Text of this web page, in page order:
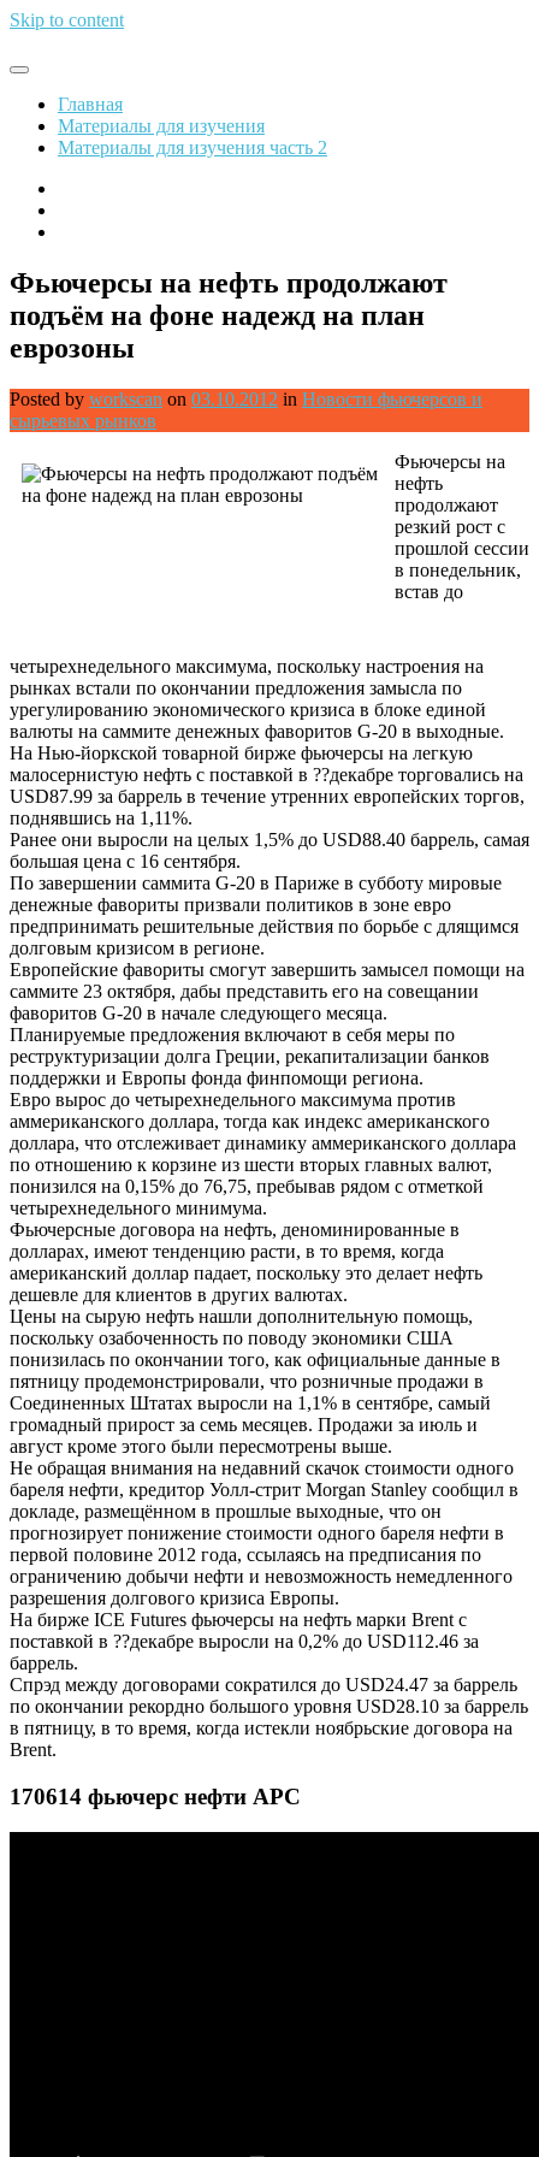
Skip to content
Обрети финансовую свободу
Главная
Материалы для изучения
Материалы для изучения часть 2
Фьючерсы на нефть продолжают
подъём на фоне надежд на план
еврозоны
Posted by workscan on 03.10.2012 in Новости фьючерсов и
сырьевых рынков
Фьючерсы на
нефть
продолжают
резкий рост с
прошлой сессии
в понедельник,
встав до
четырехнедельного максимума, поскольку настроения на
рынках встали по окончании предложения замысла по
урегулированию экономического кризиса в блоке единой
валюты на саммите денежных фаворитов G-20 в выходные.
На Нью-йоркской товарной бирже фьючерсы на легкую
малосернистую нефть с поставкой в ??декабре торговались на
USD87.99 за баррель в течение утренних европейских торгов,
поднявшись на 1,11%.
Ранее они выросли на целых 1,5% до USD88.40 баррель, самая
большая цена с 16 сентября.
По завершении саммита G-20 в Париже в субботу мировые
денежные фавориты призвали политиков в зоне евро
предпринимать решительные действия по борьбе с длящимся
долговым кризисом в регионе.
Европейские фавориты смогут завершить замысел помощи на
саммите 23 октября, дабы представить его на совещании
фаворитов G-20 в начале следующего месяца.
Планируемые предложения включают в себя меры по
реструктуризации долга Греции, рекапитализации банков
поддержки и Европы фонда финпомощи региона.
Евро вырос до четырехнедельного максимума против
аммериканского доллара, тогда как индекс американского
доллара, что отслеживает динамику аммериканского доллара
по отношению к корзине из шести вторых главных валют,
понизился на 0,15% до 76,75, пребывав рядом с отметкой
четырехнедельного минимума.
Фьючерсные договора на нефть, деноминированные в
долларах, имеют тенденцию расти, в то время, когда
американский доллар падает, поскольку это делает нефть
дешевле для клиентов в других валютах.
Цены на сырую нефть нашли дополнительную помощь,
поскольку озабоченность по поводу экономики США
понизилась по окончании того, как официальные данные в
пятницу продемонстрировали, что розничные продажи в
Соединенных Штатах выросли на 1,1% в сентябре, самый
громадный прирост за семь месяцев. Продажи за июль и
август кроме этого были пересмотрены выше.
Не обращая внимания на недавний скачок стоимости одного
бареля нефти, кредитор Уолл-стрит Morgan Stanley сообщил в
докладе, размещённом в прошлые выходные, что он
прогнозирует понижение стоимости одного бареля нефти в
первой половине 2012 года, ссылаясь на предписания по
ограничению добычи нефти и невозможность немедленного
разрешения долгового кризиса Европы.
На бирже ICE Futures фьючерсы на нефть марки Brent с
поставкой в ??декабре выросли на 0,2% до USD112.46 за
баррель.
Спрэд между договорами сократился до USD24.47 за баррель
по окончании рекордно большого уровня USD28.10 за баррель
в пятницу, в то время, когда истекли ноябрьские договора на
Brent.
170614 фьючерс нефти АРС